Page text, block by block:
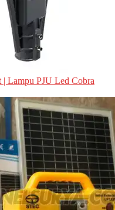
| Lampu PJU Led Cobra